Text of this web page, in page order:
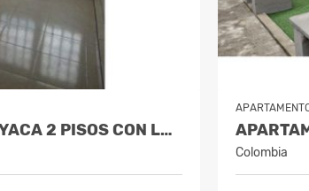
VENDO CASA SOBRE AV BOYACA 2 PISOS CON LOCAL INDEPENDIENTE.
Colombia